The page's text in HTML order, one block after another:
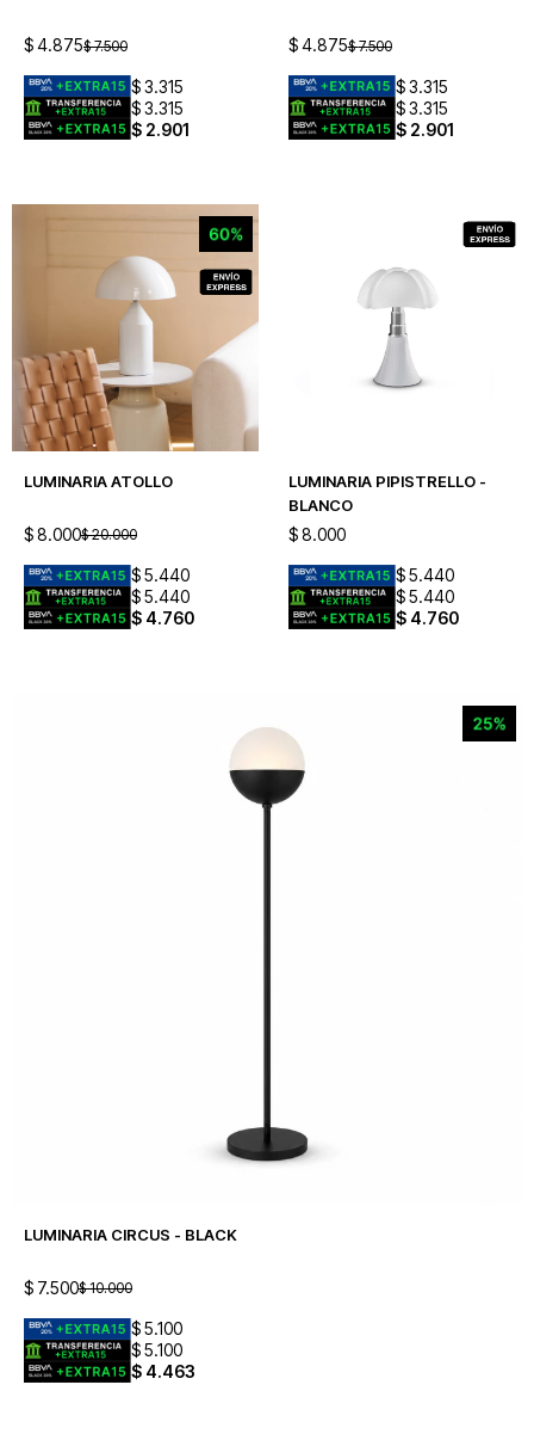
$4.875$ 7.500
$3.315
$3.315
$ 2.901
$ 4.875$ 7.500
$ 3.315
$ 3.315
$ 2.901
LUMINARIA ATOLLO
$8.000$ 20.000
$5.440
$5.440
$ 4.760
LUMINARIA PIPISTRELLO -
BLANCO
$ 8.000
$ 5.440
$ 5.440
$ 4.760
LUMINARIA CIRCUS - BLACK
$ 7.500$ 10.000
$5.100
$5.100
$ 4.463